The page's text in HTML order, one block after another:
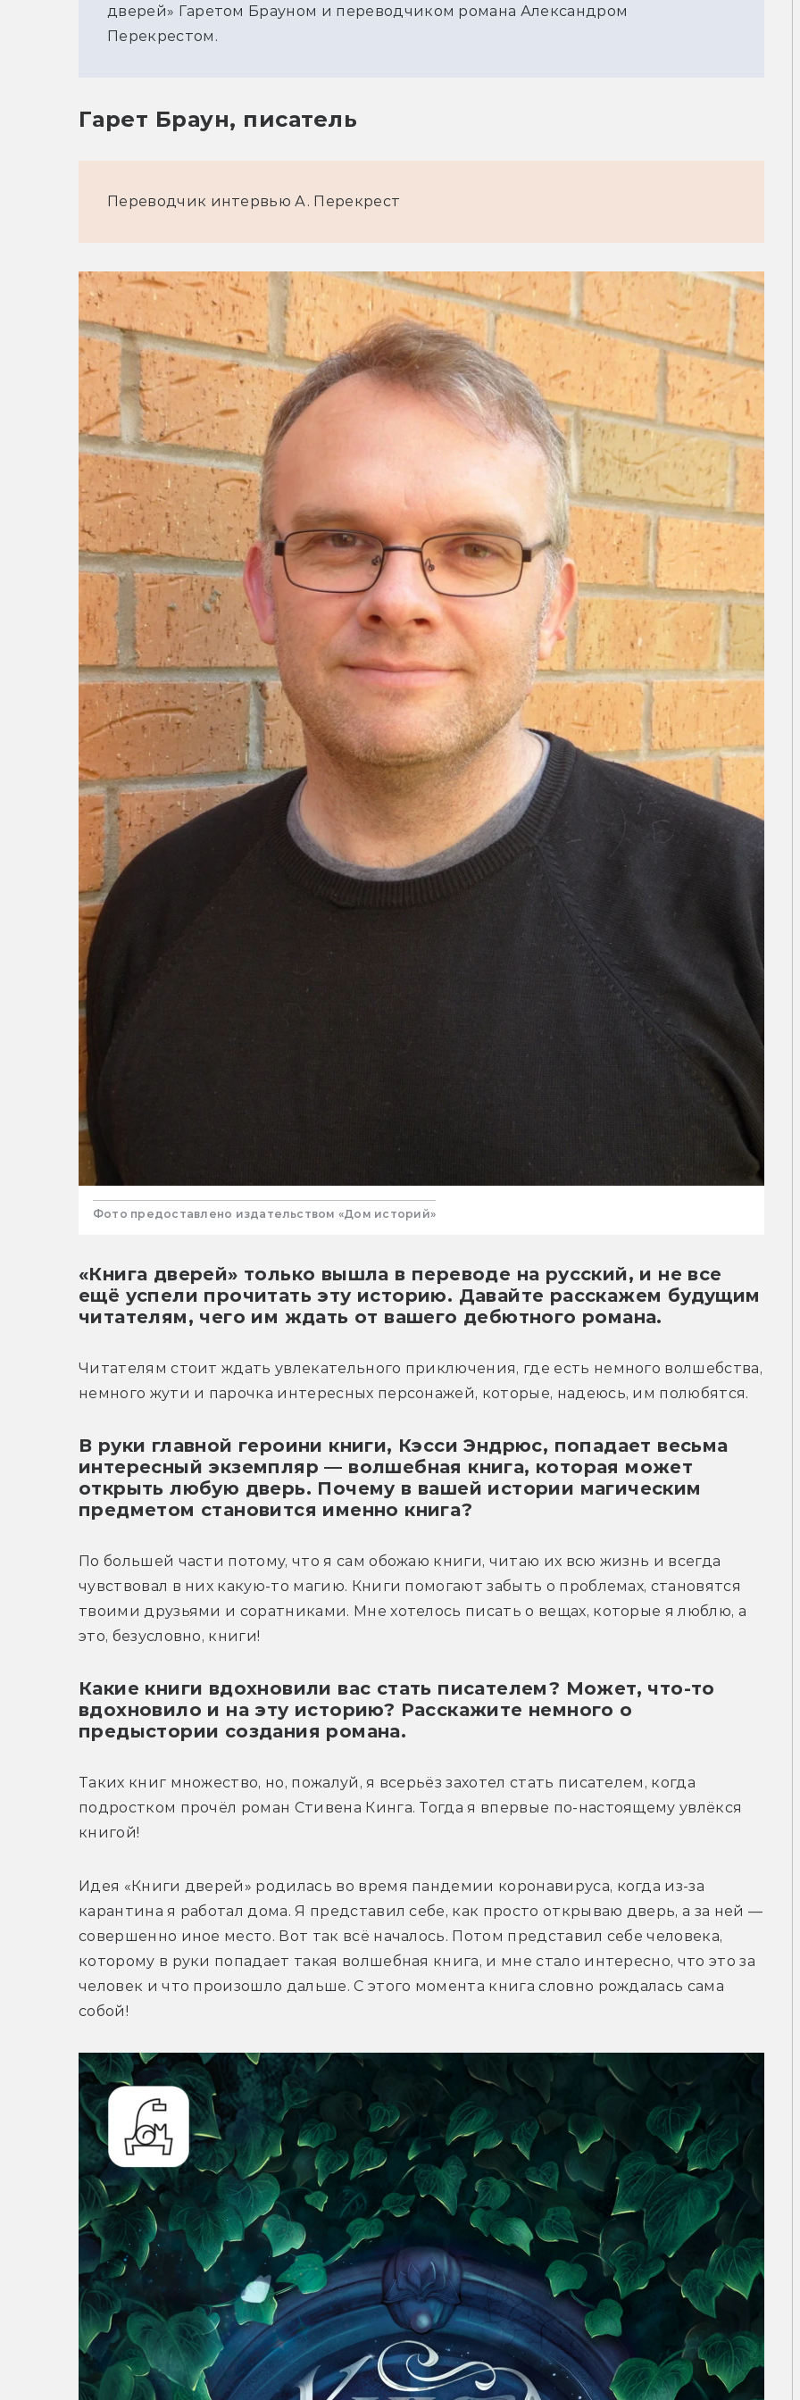
дверей» Гаретом Брауном и переводчиком романа Александром
Перекрестом.
Гарет Браун, писатель
Переводчик интервью А. Перекрест
Фото предоставлено издательством «Дом историй»
«Книга дверей» только вышла в переводе на русский, и не все
ещё успели прочитать эту историю. Давайте расскажем будущим
читателям, чего им ждать от вашего дебютного романа.
Читателям стоит ждать увлекательного приключения, где есть немного волшебства,
немного жути и парочка интересных персонажей, которые, надеюсь, им полюбятся.
В руки главной героини книги, Кэсси Эндрюс, попадает весьма
интересный экземпляр — волшебная книга, которая может
открыть любую дверь. Почему в вашей истории магическим
предметом становится именно книга?
По большей части потому, что я сам обожаю книги, читаю их всю жизнь и всегда
чувствовал в них какую-то магию. Книги помогают забыть о проблемах, становятся
твоими друзьями и соратниками. Мне хотелось писать о вещах, которые я люблю, а
это, безусловно, книги!
Какие книги вдохновили вас стать писателем? Может, что-то
вдохновило и на эту историю? Расскажите немного о
предыстории создания романа.
Таких книг множество, но, пожалуй, я всерьёз захотел стать писателем, когда
подростком прочёл роман Стивена Кинга. Тогда я впервые по-настоящему увлёкся
книгой!
Идея «Книги дверей» родилась во время пандемии коронавируса, когда из-за
карантина я работал дома. Я представил себе, как просто открываю дверь, а за ней —
совершенно иное место. Вот так всё началось. Потом представил себе человека,
которому в руки попадает такая волшебная книга, и мне стало интересно, что это за
человек и что произошло дальше. С этого момента книга словно рождалась сама
собой!